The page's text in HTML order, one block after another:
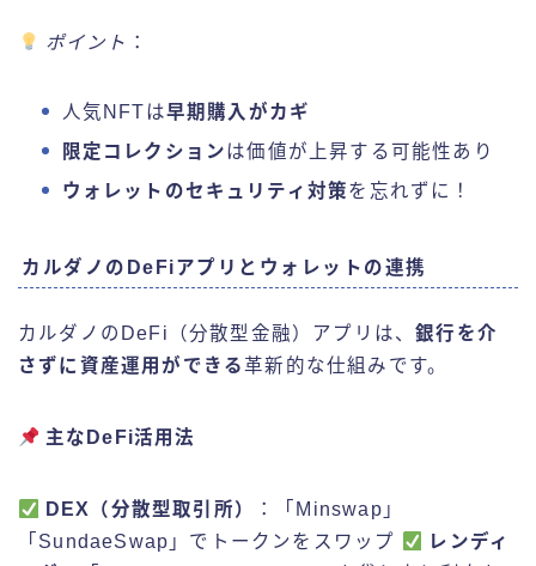
ポイント ：
人気NFTは早期購入がカギ
限定コレクションは価値が上昇する可能性あり
ウォレットのセキュリティ対策を忘れずに！
カルダノのDeFiアプリとウォレットの連携
カルダノのDeFi（分散型金融）アプリは、銀行を介
さずに資産運用ができる革新的な仕組みです。
主なDeFi活用法
DEX（分散型取引所）
：「Minswap」
「SundaeSwap」でトークンをスワップ
レンディ